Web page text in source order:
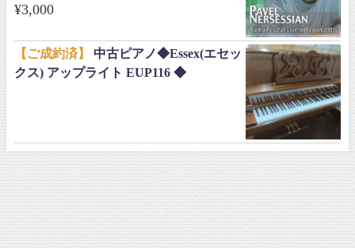
¥3,000
【ご成約済】
中古ピアノ◆Essex(エセッ
クス) アップライト EUP116 ◆